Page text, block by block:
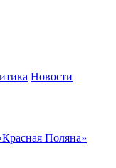
Новости
Поляна»